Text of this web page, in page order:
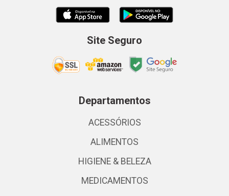
Site Seguro
Departamentos
ACESSÓRIOS
ALIMENTOS
HIGIENE & BELEZA
MEDICAMENTOS